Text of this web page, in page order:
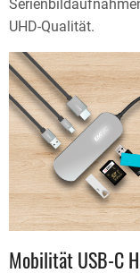
UHD-Qualität.
Mobilität USB-C